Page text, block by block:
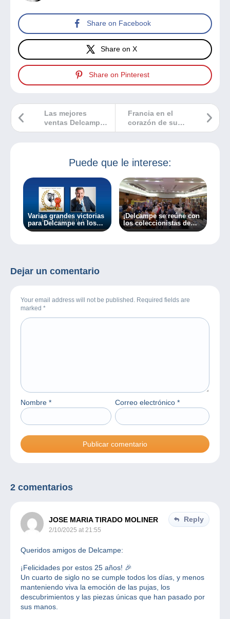
Share on Facebook
Share on X
Share on Pinterest
Francia en el
corazón de su
colección
Las mejores
ventas Delcampe
octubre 2025
Puede que le interese:
Varias grandes victorias
para Delcampe en los
premios PTS
¡Delcampe se reúne con
los coleccionistas de
vinilos!
Dejar un comentario
Your email address will not be published. Required fields are
marked *
Nombre * Correo electrónico *
2 comentarios
JOSE MARIA TIRADO MOLINER
2/10/2025 at 21:55
Reply
Queridos amigos de Delcampe:
¡Felicidades por estos 25 años! 🎉
Un cuarto de siglo no se cumple todos los días, y menos
manteniendo viva la emoción de las pujas, los
descubrimientos y las piezas únicas que han pasado por
sus manos.